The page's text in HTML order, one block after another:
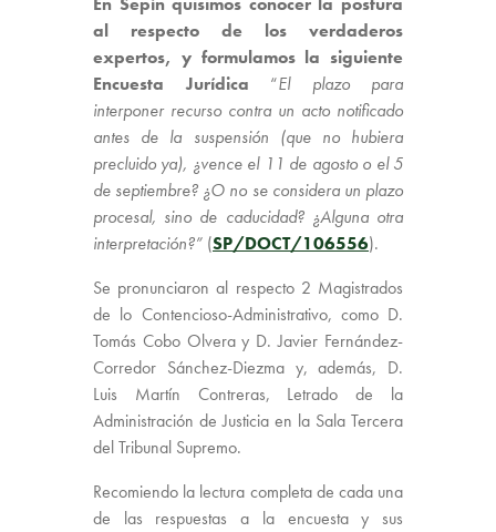
al respecto de los verdaderos
expertos, y formulamos la siguiente
Encuesta Jurídica “El plazo para
interponer recurso contra un acto notificado
antes de la suspensión (que no hubiera
precluido ya), ¿vence el 11 de agosto o el 5
de septiembre? ¿O no se considera un plazo
procesal, sino de caducidad? ¿Alguna otra
interpretación?” (SP/DOCT/106556).
Se pronunciaron al respecto 2 Magistrados
de lo Contencioso-Administrativo, como D.
Tomás Cobo Olvera y D. Javier Fernández-
Corredor Sánchez-Diezma y, además, D.
Luis Martín Contreras, Letrado de la
Administración de Justicia en la Sala Tercera
del Tribunal Supremo.
Recomiendo la lectura completa de cada una
de las respuestas a la encuesta y sus